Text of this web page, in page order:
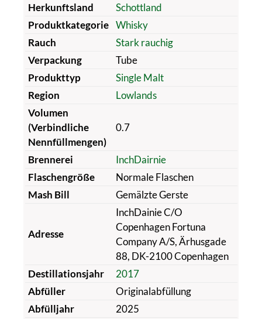
Herkunftsland
Schottland
Produktkategorie Whisky
Rauch
Stark rauchig
Verpackung
Tube
Produkttyp
Single Malt
Region
Lowlands
Volumen
(Verbindliche
Nennfüllmengen)
0.7
Brennerei
InchDairnie
Flaschengröße
Normale Flaschen
Mash Bill
Gemälzte Gerste
Adresse
InchDainie C/O
Copenhagen Fortuna
Company A/S, Ärhusgade
88, DK-2100 Copenhagen
Destillationsjahr
2017
Abfüller
Originalabfüllung
Abfülljahr
2025